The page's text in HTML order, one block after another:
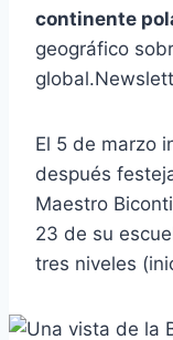
continente
geográfico
El 5 de marzo
después
Maestro
23 de su
tres niveles